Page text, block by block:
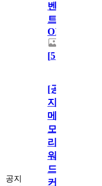
벤
트
OPEN!
[5]
공지
[공
지]
메
모
리
워
드
커